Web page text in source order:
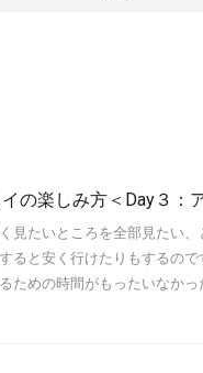
イの楽しみ方＜Day３：
見たいところを全部見たい
ると安く行けたりもするの
ための時間がもったいなか